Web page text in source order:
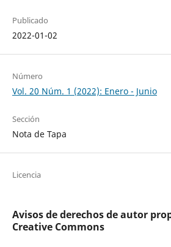
Publicado
2022-01-02
Número
Vol. 20 Núm. 1 (2022): Enero - Junio
Sección
Nota de Tapa
Licencia
Avisos de derechos de autor
Creative Commons